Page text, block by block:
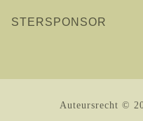
STERSPONSOR
Auteursrecht ©